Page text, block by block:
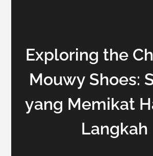
Exploring the
Mouwy Shoes:
yang Memikat
Langkah